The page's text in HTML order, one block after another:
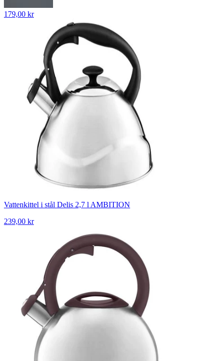
179,00 kr
Vattenkittel i stål Delis 2,7 l AMBITION
239,00 kr